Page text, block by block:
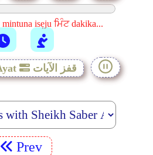
...minutes دقيقةً mintuna isẹju ਮਿੰਟ dakika...
قفز الآيات
Prev